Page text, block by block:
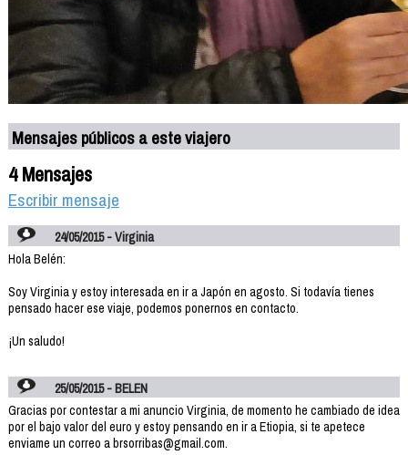
Mensajes públicos a este viajero
4 Mensajes
Escribir mensaje
24/05/2015 - Virginia
Hola Belén:
Soy Virginia y estoy interesada en ir a Japón en agosto. Si todavía tienes
pensado hacer ese viaje, podemos ponernos en contacto.
¡Un saludo!
25/05/2015 - BELEN
Gracias por contestar a mi anuncio Virginia, de momento he cambiado de idea
por el bajo valor del euro y estoy pensando en ir a Etiopia, si te apetece
enviame un correo a brsorribas@gmail.com.